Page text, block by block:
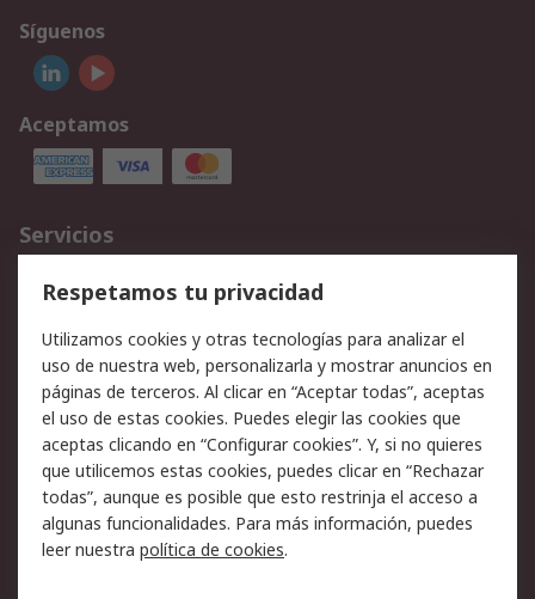
Síguenos
Aceptamos
Servicios
Cómo realizar pedidos
Devoluciones
Facturación y pago
Ofertas
Soporte técnico
Legal
Aviso legal
Política de privacidad -
Actualizada
Política sobre cookies
Seguridad de emails
Certificaciones de
Condiciones de venta
Respetamos tu privacidad
Utilizamos cookies y otras tecnologías para analizar el
uso de nuestra web, personalizarla y mostrar anuncios en
páginas de terceros. Al clicar en “Aceptar todas”, aceptas
el uso de estas cookies. Puedes elegir las cookies que
aceptas clicando en “Configurar cookies”. Y, si no quieres
que utilicemos estas cookies, puedes clicar en “Rechazar
todas”, aunque es posible que esto restrinja el acceso a
algunas funcionalidades. Para más información, puedes
leer nuestra política de cookies.